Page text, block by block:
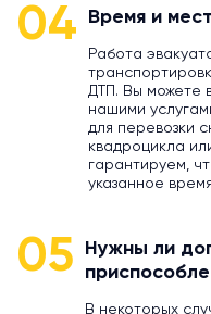
04 Время и
Работа
ДТП. Вы можете
нашими
для перевозки
квадроцикла
гарантируем,
указанное
05
Нужны ли
В некоторых